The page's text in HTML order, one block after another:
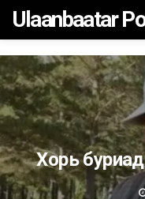
Ulaanbaatar
Хорь